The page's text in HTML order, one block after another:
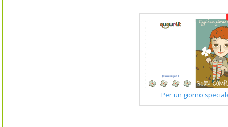
Per un giorno